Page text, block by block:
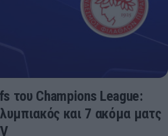
του Champions League:
και 7 ακόμα ματς